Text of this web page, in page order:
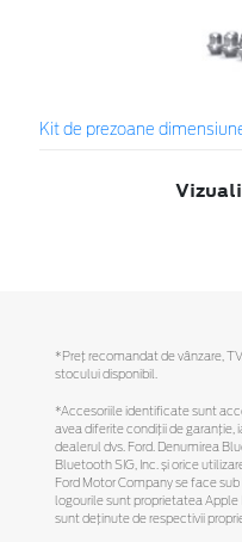
Kit de prezoane
*Preţ recomandat de vânzare,
stocului disponibil.
*Accesoriile identificate sunt
avea diferite condiții de garanție,
dealerul dvs. Ford. Denumirea
Bluetooth SIG, Inc. și orice
Ford Motor Company se face
logourile sunt proprietatea
sunt deținute de respectivii